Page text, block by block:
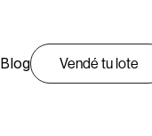
Blog Vendé tu lote